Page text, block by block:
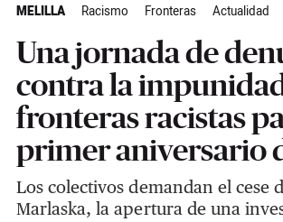
MELILLA Racismo Fronteras Actualidad
Una jornada de
contra la
fronteras racistas
primer aniversario
Los colectivos demandan el cese
Marlaska, la apertura de una